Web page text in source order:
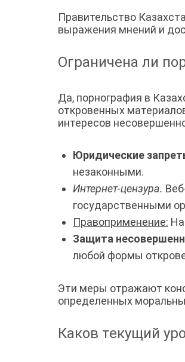
Правительство
выражения мнений и
Ограничена ли
Да, порнография в
откровенных
интересов
Юридические
незаконными.
Интернет-цензура.
государственными
Правоприменение:
Защита
любой формы
Эти меры отражают
определенных
Каков текущий